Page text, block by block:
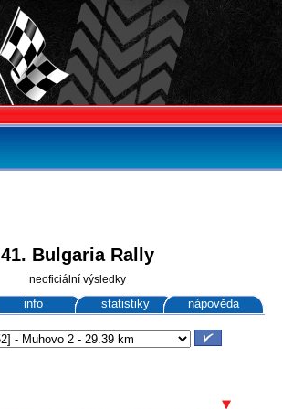
41. Bulgaria Rally
neoficiální výsledky
info statistiky nápověda